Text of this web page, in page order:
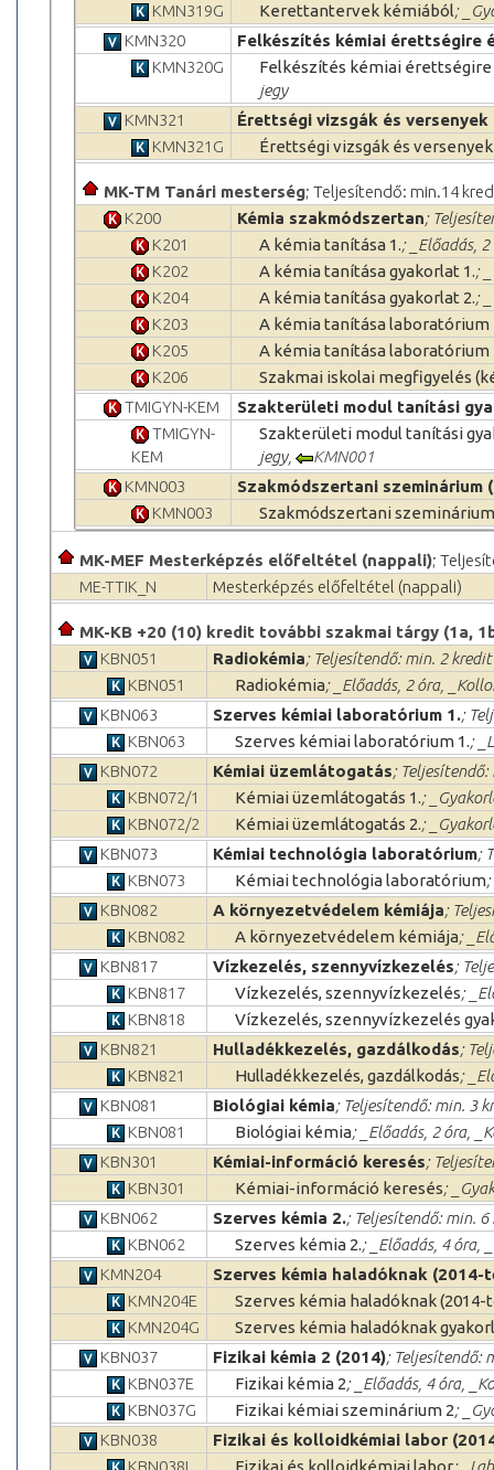
KMN319G
Kerettantervek kémiából;
KMN320
Felkészítés kémiai érettségire
KMN320G
Felkészítés kémiai
jegy
KMN321
Érettségi vizsgák és versenyek
KMN321G
Érettségi vizsgák és
MK-TM Tanári mesterség; Teljesítendő: min.14
K200
Kémia szakmódszertan;
K201
A kémia tanítása 1.; _Előadás,
K202
A kémia tanítása gyakorlat 1.;
K204
A kémia tanítása gyakorlat 2.;
K203
A kémia tanítása laboratórium
K205
A kémia tanítása laboratórium
K206
Szakmai iskolai megfigyelés
TMIGYN-KEM
Szakterületi modul tanítási
TMIGYN-
KEM
Szakterületi modul tanítási
jegy,
KMN001
KMN003
Szakmódszertani szeminárium
KMN003
Szakmódszertani
MK-MEF Mesterképzés előfeltétel (nappali);
ME-TTIK_N
Mesterképzés előfeltétel (nappali)
MK-KB +20 (10) kredit további szakmai tárgy (1a,
KBN051
Radiokémia; Teljesítendő: min. 2 kredit
KBN051
Radiokémia; _Előadás, 2 óra,
KBN063
Szerves kémiai laboratórium 1.;
KBN063
Szerves kémiai laboratórium 1.;
KBN072
Kémiai üzemlátogatás;
KBN072/1
Kémiai üzemlátogatás 1.;
KBN072/2
Kémiai üzemlátogatás 2.;
KBN073
Kémiai technológia laboratórium;
KBN073
Kémiai technológia laboratórium
KBN082
A környezetvédelem kémiája;
KBN082
A környezetvédelem kémiája;
KBN817
Vízkezelés, szennyvízkezelés;
KBN817
Vízkezelés, szennyvízkezelés;
KBN818
Vízkezelés, szennyvízkezelés
KBN821
Hulladékkezelés, gazdálkodás;
KBN821
Hulladékkezelés, gazdálkodás;
KBN081
Biológiai kémia; Teljesítendő: min. 3
KBN081
Biológiai kémia; _Előadás, 2 óra,
KBN301
Kémiai-információ keresés;
KBN301
Kémiai-információ keresés;
KBN062
Szerves kémia 2.; Teljesítendő: min.
KBN062
Szerves kémia 2.; _Előadás, 4 óra,
KMN204
Szerves kémia haladóknak (2014-
KMN204E
Szerves kémia haladóknak (2014-
KMN204G
Szerves kémia haladóknak
KBN037
Fizikai kémia 2 (2014); Teljesítendő:
KBN037E
Fizikai kémia 2; _Előadás, 4 óra,
KBN037G
Fizikai kémiai szeminárium 2;
KBN038
Fizikai és kolloidkémiai labor